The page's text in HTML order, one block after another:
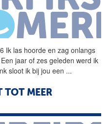
Ik las hoorde en zag onlangs
jaar of zes geleden werd ik
sloot ik bij jou een ...
TOT MEER